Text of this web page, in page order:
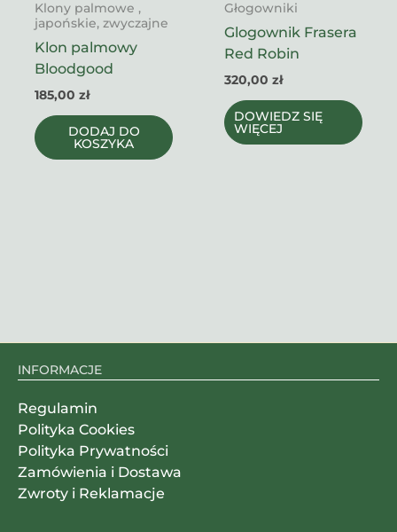
Klony palmowe ,
japońskie, zwyczajne
Klon palmowy
Bloodgood
185,00zł
DODAJ DO
KOSZYKA
Głogowniki
Glogownik Frasera
Red Robin
320,00zł
DOWIEDZ SIĘ
WIĘCEJ
INFORMACJE
Regulamin
Polityka Cookies
Polityka Prywatności
Zamówienia i Dostawa
Zwroty i Reklamacje